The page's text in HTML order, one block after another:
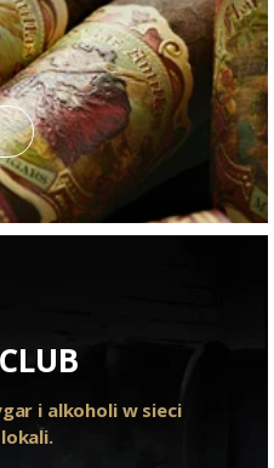
i alkoholi w sieci